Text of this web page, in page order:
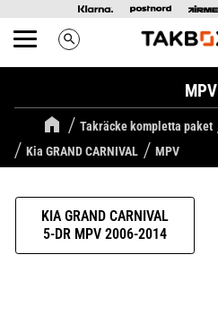
Meny search
MPV
Takräcke kompletta paket
Kia GRAND CARNIVAL
MPV
KIA GRAND CARNIVAL
5-DR MPV 2006-2014